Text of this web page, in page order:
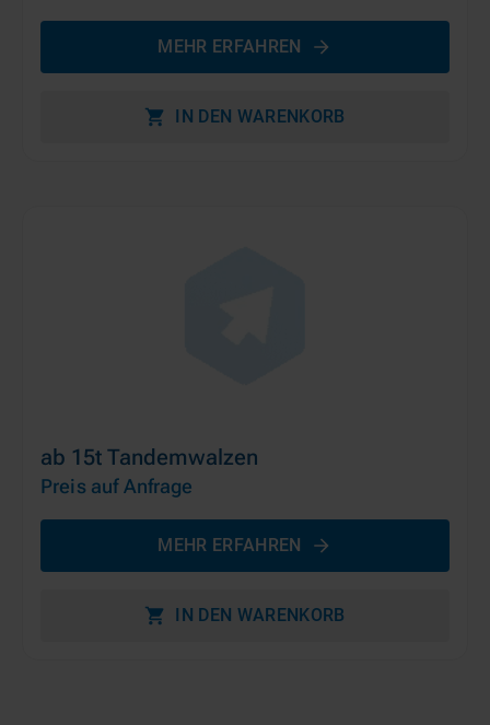
MEHR ERFAHREN
IN DEN WARENKORB
ab 15t Tandemwalzen
Preis auf Anfrage
MEHR ERFAHREN
IN DEN WARENKORB